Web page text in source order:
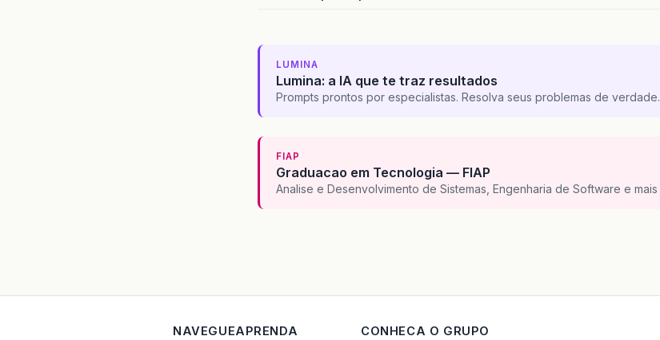
LUMINA
Lumina: a IA que te traz resultados
Prompts prontos por especialistas. Resolva seus problemas de verdade.
FIAP
Graduacao em Tecnologia — FIAP
Analise e Desenvolvimento de Sistemas, Engenharia de Software e mais
NAVEGUEAPRENDA CONHECA O GRUPO